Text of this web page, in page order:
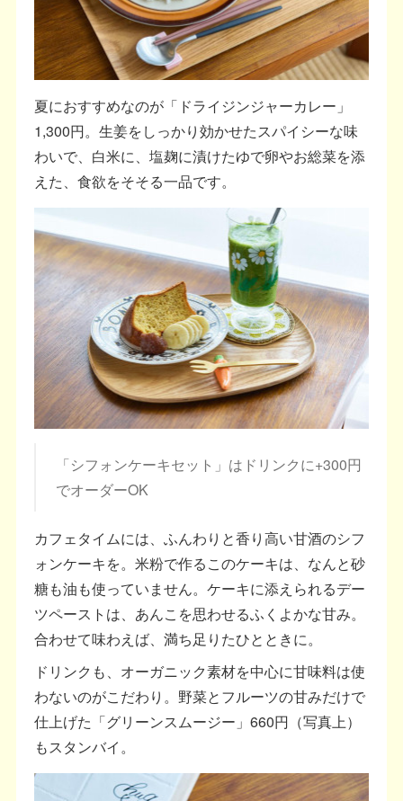
夏におすすめなのが「ドライジンジャーカレー」
1,300円。生姜をしっかり効かせたスパイシーな味
わいで、白米に、塩麹に漬けたゆで卵やお総菜を添
えた、食欲をそそる一品です。
「シフォンケーキセット」はドリンクに+300円
でオーダーOK
カフェタイムには、ふんわりと香り高い甘酒のシフ
ォンケーキを。米粉で作るこのケーキは、なんと砂
糖も油も使っていません。ケーキに添えられるデー
ツペーストは、あんこを思わせるふくよかな甘み。
合わせて味わえば、満ち足りたひとときに。
ドリンクも、オーガニック素材を中心に甘味料は使
わないのがこだわり。野菜とフルーツの甘みだけで
仕上げた「グリーンスムージー」660円（写真上）
もスタンバイ。